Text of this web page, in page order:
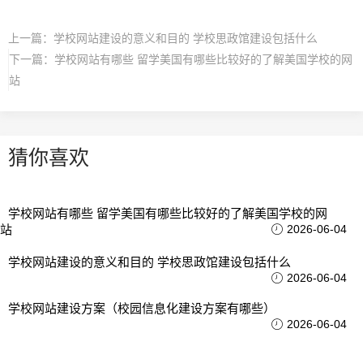
上一篇： 学校网站建设的意义和目的 学校思政馆建设包括什么
下一篇： 学校网站有哪些 留学美国有哪些比较好的了解美国学校的网
站
猜你喜欢
学校网站有哪些 留学美国有哪些比较好的了解美国学校的网
站
2026-06-04
学校网站建设的意义和目的 学校思政馆建设包括什么
2026-06-04
学校网站建设方案（校园信息化建设方案有哪些）
2026-06-04